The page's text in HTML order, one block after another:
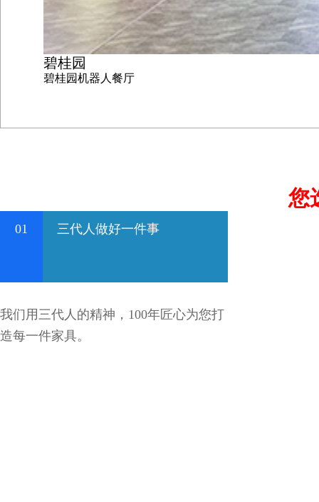
碧桂园
碧桂园机器人餐厅
您
01 三代人做好一件事
我们用三代人的精神，100年匠心为您打
造每一件家具。